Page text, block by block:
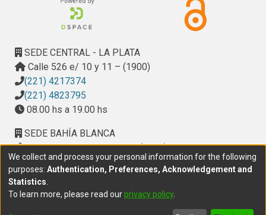
SEDE CENTRAL - LA PLATA
Calle 526 e/ 10 y 11 – (1900)
(221) 4217374
(221) 4823795
08.00 hs a 19.00 hs
SEDE BAHÍA BLANCA
Calle Ciudad de Cali 320 – (8000). Universidad
Provincial del Sudoeste (UPSO)
(291) 459 2550, interno 147
10.00 h a 14.00 h
We collect and process your personal information for the following
purposes: Authentication, Preferences, Acknowledgement and
Statistics
To learn more, please read ourprivacy policy.